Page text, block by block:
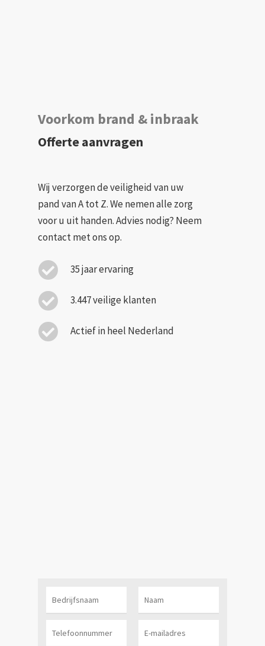
Voorkom brand & inbraak
Offerte aanvragen
Wij verzorgen de veiligheid van uw
pand van A tot Z. We nemen alle zorg
voor u uit handen. Advies nodig? Neem
contact met ons op.
35 jaar ervaring
3.447 veilige klanten
Actief in heel Nederland